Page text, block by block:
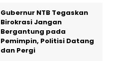
Gubernur NTB Tegaskan
Birokrasi Jangan
Bergantung pada
Pemimpin, Politisi Datang
dan Pergi